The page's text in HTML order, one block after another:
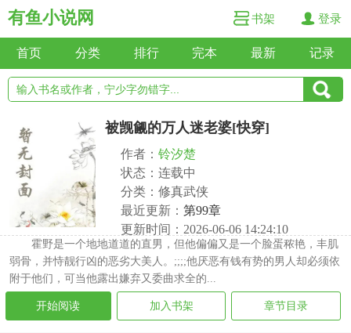
有鱼小说网 书架 登录
首页 分类 排行 完本 最新 记录
被觊觎的万人迷老婆[快穿]
作者： 铃汐楚
状态：连载中
分类：修真武侠
最近更新： 第99章
更新时间：2026-06-06 14:24:10
霍野是一个地地道道的直男，但他偏偏又是一个脸蛋秾艳，丰肌
弱骨，并恃靓行凶的恶劣大美人。;;;;他厌恶有钱有势的男人却必须依
附于他们，可当他露出嫌弃又委曲求全的...
开始阅读 加入书架 章节目录